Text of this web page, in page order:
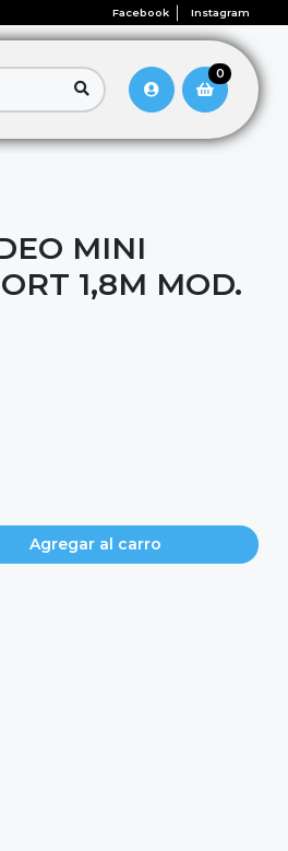
Facebook Instagram
0
MINI
1,8M MOD.
Agregar al carro